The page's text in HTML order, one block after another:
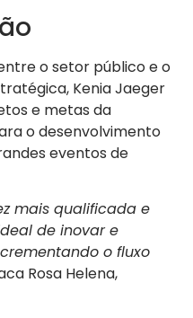
o setor público e o
Kenia Jaeger
e metas da
o desenvolvimento
eventos de
mais qualificada e
de inovar e
o fluxo
Rosa Helena,